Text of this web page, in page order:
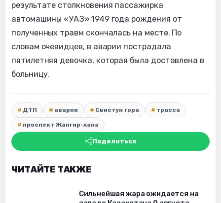
результате столкновения пассажирка
автомашины «УАЗ» 1949 года рождения от
полученных травм скончалась на месте. По
словам очевидцев, в аварии пострадала
пятилетняя девочка, которая была доставлена в
больницу.
ДТП авария Свистун гора трасса
проспект Жангир-хана
Поделиться
ЧИТАЙТЕ ТАКЖЕ
Сильнейшая жара ожидается на